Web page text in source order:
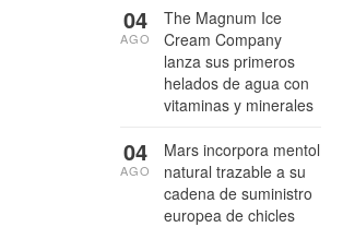
The Magnum Ice
Cream Company
lanza sus primeros
helados de agua con
vitaminas y minerales
04
AGO
Mars incorpora mentol
natural trazable a su
cadena de suministro
europea de chicles
04
AGO